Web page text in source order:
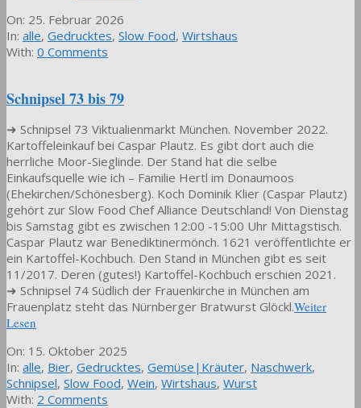
2026-
02-
25
On: 25. Februar 2026
In: alle, Gedrucktes, Slow Food, Wirtshaus
With: 0 Comments
Schnipsel 73 bis 79
➜ Schnipsel 73 Viktualienmarkt München. November 2022.
Kartoffeleinkauf bei Caspar Plautz. Es gibt dort auch die
herrliche Moor-Sieglinde. Der Stand hat die selbe
Einkaufsquelle wie ich – Familie Hertl im Donaumoos
(Ehekirchen/Schönesberg). Koch Dominik Klier (Caspar Plautz)
gehört zur Slow Food Chef Alliance Deutschland! Von Dienstag
bis Samstag gibt es zwischen 12:00 -15:00 Uhr Mittagstisch.
Caspar Plautz war Benediktinermönch. 1621 veröffentlichte er
ein Kartoffel-Kochbuch. Den Stand in München gibt es seit
11/2017. Deren (gutes!) Kartoffel-Kochbuch erschien 2021.
➜ Schnipsel 74 Südlich der Frauenkirche in München am
Frauenplatz steht das Nürnberger Bratwurst Glöckl.Weiter
Lesen
2025-
10-
15
On: 15. Oktober 2025
In: alle, Bier, Gedrucktes, Gemüse|Kräuter, Naschwerk,
Schnipsel, Slow Food, Wein, Wirtshaus, Wurst
With: 2 Comments